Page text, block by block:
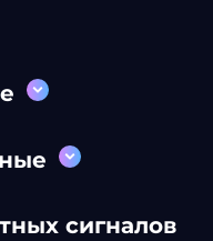
сигналов